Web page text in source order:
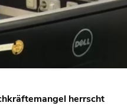
herrscht